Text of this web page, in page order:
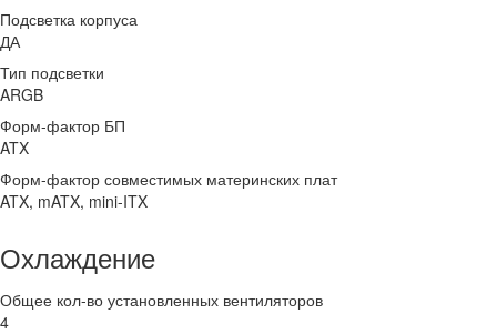
Подсветка корпуса
ДА
Тип подсветки
ARGB
Форм-фактор БП
ATX
Форм-фактор совместимых материнских плат
ATX, mATX, mini-ITX
Охлаждение
Общее кол-во установленных вентиляторов
4